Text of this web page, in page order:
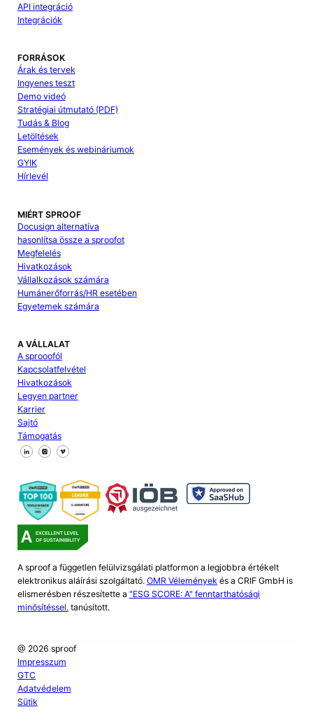
API integráció
Integrációk
FORRÁSOK
Árak és tervek
Ingyenes teszt
Demo videó
Stratégiai útmutató (PDF)
Tudás & Blog
Letöltések
Események és webináriumok
GYIK
Hírlevél
MIÉRT SPROOF
Docusign alternatíva
hasonlítsa össze a sproofot
Megfelelés
Hivatkozások
Vállalkozások számára
Humánerőforrás/HR esetében
Egyetemek számára
A VÁLLALAT
A sprooofól
Kapcsolatfelvétel
Hivatkozások
Legyen partner
Karrier
Sajtó
Támogatás
Kövessen minket a Facebookon
Kövessen minket az X-en
Kövessen minket a LinkedIn-en
A sproof a független felülvizsgálati platformon a legjobbra értékelt
elektronikus aláírási szolgáltató. OMR Véleményekés a CRIF GmbH is
elismerésben részesítette a "ESG SCORE: A" fenntarthatósági
minősítéssel.tanúsított.
@ 2026 sproof
Impresszum
GTC
Adatvédelem
Sütik